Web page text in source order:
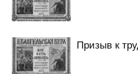
Призыв к